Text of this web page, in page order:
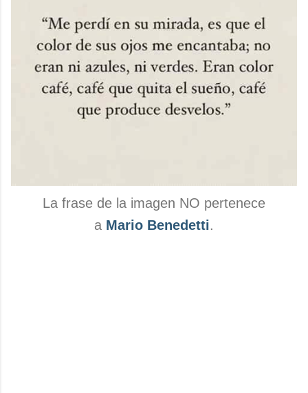
La frase de la imagen NO pertenece
a Mario Benedetti.